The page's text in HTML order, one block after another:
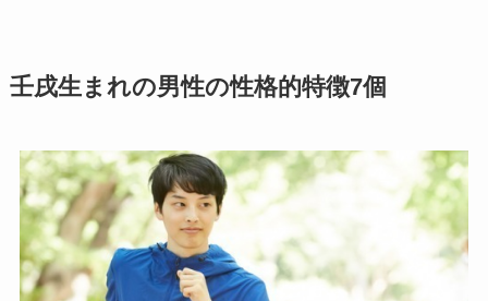
壬戌生まれの男性の性格的特徴7個